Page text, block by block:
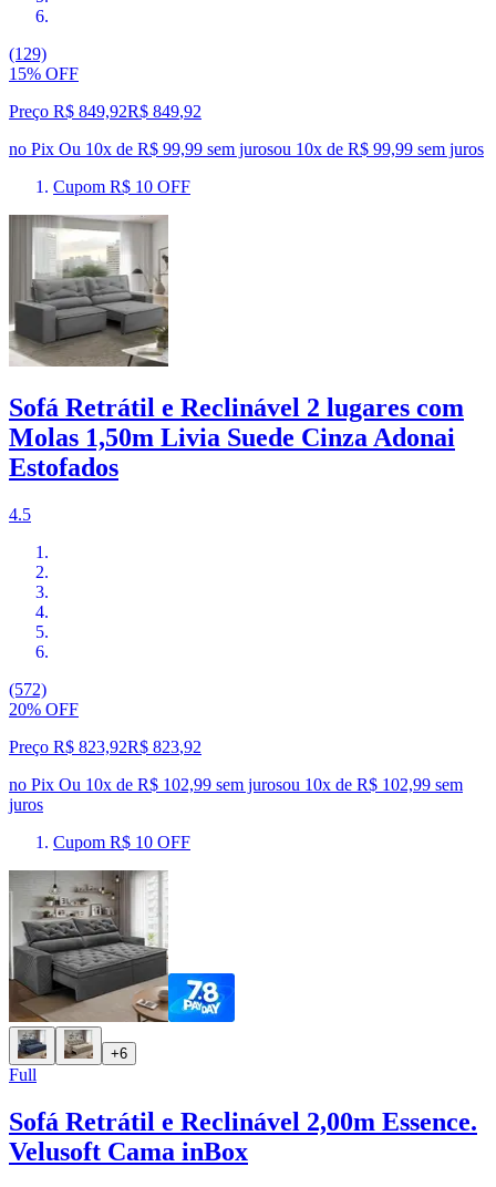
(129)
15% OFF
Preço R$ 849,92R$ 849,92
no Pix Ou 10x de R$ 99,99 sem jurosou 10x de R$ 99,99 sem juros
Cupom R$ 10 OFF
Sofá Retrátil e Reclinável 2 lugares com
Molas 1,50m Livia Suede Cinza Adonai
Estofados
4.5
(572)
20% OFF
Preço R$ 823,92R$ 823,92
no Pix Ou 10x de R$ 102,99 sem jurosou 10x de R$ 102,99 sem
juros
Cupom R$ 10 OFF
+6
Full
Sofá Retrátil e Reclinável 2,00m Essence.
Velusoft Cama inBox